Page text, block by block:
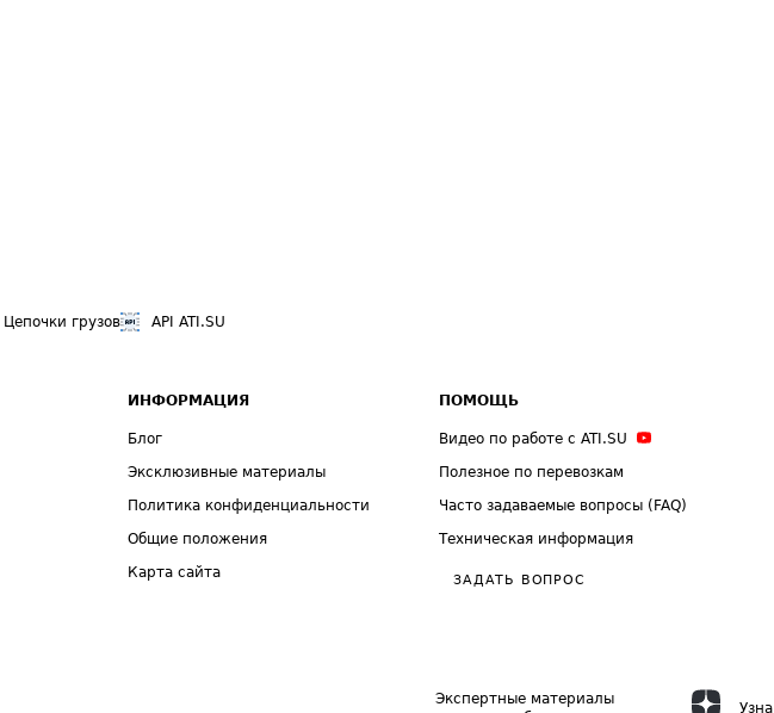
Цепочки грузов API ATI.SU
ИНФОРМАЦИЯ
Блог
Эксклюзивные материалы
Политика конфиденциальности
Общие положения
Карта сайта
ПОМОЩЬ
Видео по работе с ATI.SU
Полезное по перевозкам
Часто задаваемые вопросы (FAQ)
Техническая информация
ЗАДАТЬ ВОПРОС
Экспертные материалы